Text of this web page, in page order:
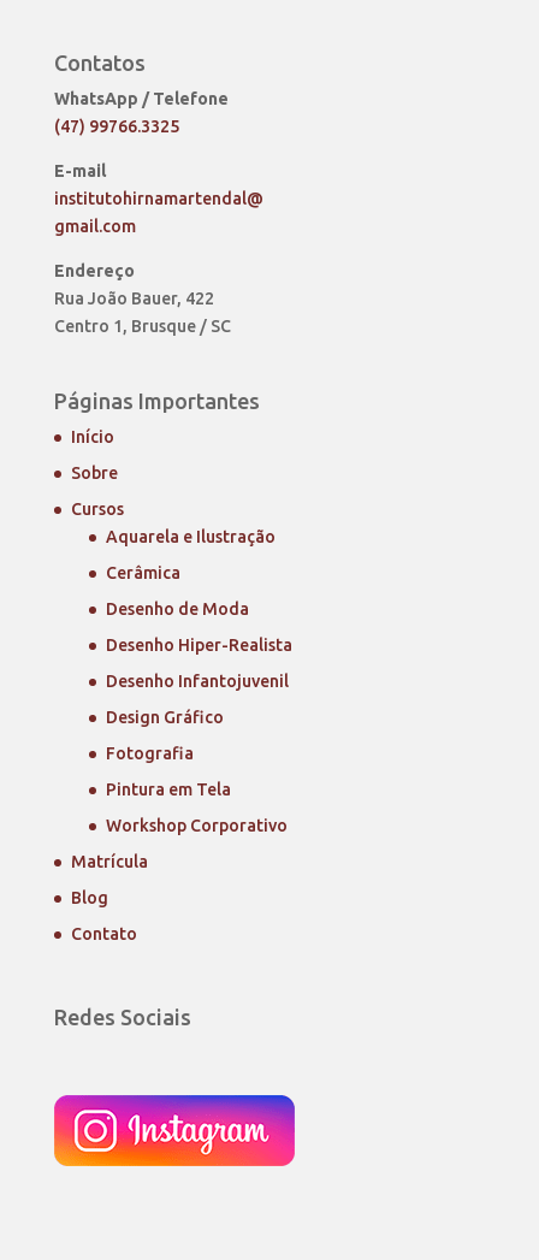
Contatos
WhatsApp / Telefone
(47) 99766.3325
E-mail
institutohirnamartendal@
gmail.com
Endereço
Rua João Bauer, 422
Centro 1, Brusque / SC
Páginas Importantes
Início
Sobre
Cursos
Aquarela e Ilustração
Cerâmica
Desenho de Moda
Desenho Hiper-Realista
Desenho Infantojuvenil
Design Gráfico
Fotografia
Pintura em Tela
Workshop Corporativo
Matrícula
Blog
Contato
Redes Sociais